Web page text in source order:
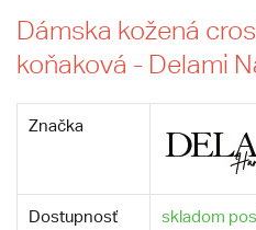
Dámska kožená
koňaková - Delami
Značka
Dostupnosť skladom